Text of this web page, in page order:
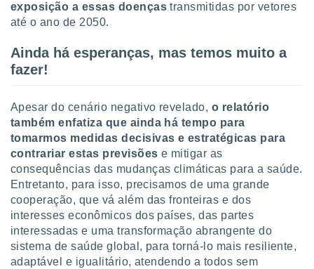
exposição a essas doenças transmitidas por vetores
até o ano de 2050.
Ainda há esperanças, mas temos muito a
fazer!
Apesar do cenário negativo revelado, o relatório
também enfatiza que ainda há tempo para
tomarmos medidas decisivas e estratégicas para
contrariar estas previsões e mitigar as
consequências das mudanças climáticas para a saúde.
Entretanto, para isso, precisamos de uma grande
cooperação, que vá além das fronteiras e dos
interesses econômicos dos países, das partes
interessadas e uma transformação abrangente do
sistema de saúde global, para torná-lo mais resiliente,
adaptável e igualitário, atendendo a todos sem